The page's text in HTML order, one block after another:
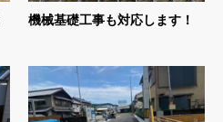
機械基礎工事も対応します！